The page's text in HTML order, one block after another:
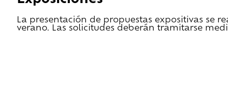
La presentación de propuestas expositivas se
verano. Las solicitudes deberán tramitarse